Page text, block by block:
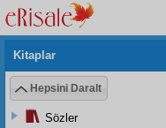
Kitaplar
Hepsini Daralt
Sözler